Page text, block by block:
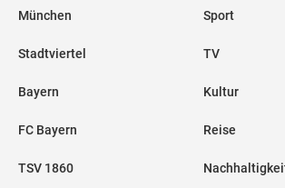
München
Stadtviertel
Bayern
FC Bayern
TSV 1860
Sport
TV
Kultur
Reise